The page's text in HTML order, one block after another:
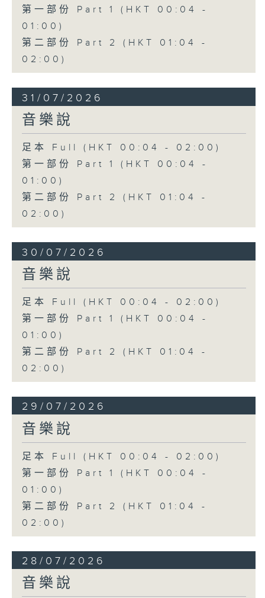
第一部份 Part 1 (HKT 00:04 -
01:00)
第二部份 Part 2 (HKT 01:04 -
02:00)
31/07/2026
音樂說
足本 Full (HKT 00:04 - 02:00)
第一部份 Part 1 (HKT 00:04 -
01:00)
第二部份 Part 2 (HKT 01:04 -
02:00)
30/07/2026
音樂說
足本 Full (HKT 00:04 - 02:00)
第一部份 Part 1 (HKT 00:04 -
01:00)
第二部份 Part 2 (HKT 01:04 -
02:00)
29/07/2026
音樂說
足本 Full (HKT 00:04 - 02:00)
第一部份 Part 1 (HKT 00:04 -
01:00)
第二部份 Part 2 (HKT 01:04 -
02:00)
28/07/2026
音樂說